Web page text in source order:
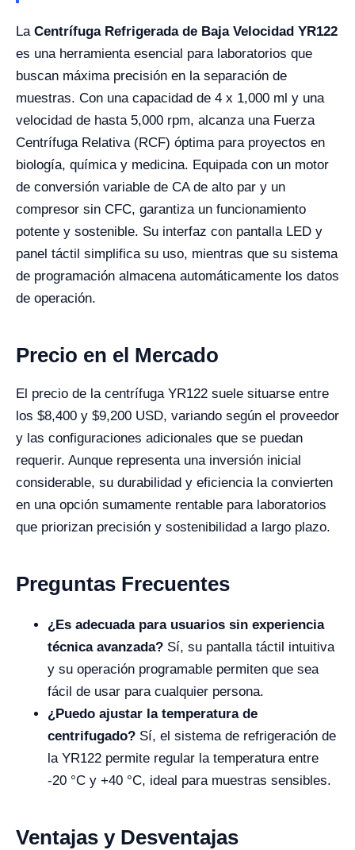
La Centrífuga Refrigerada de Baja Velocidad YR122
es una herramienta esencial para laboratorios que
buscan máxima precisión en la separación de
muestras. Con una capacidad de 4 x 1,000 ml y una
velocidad de hasta 5,000 rpm, alcanza una Fuerza
Centrífuga Relativa (RCF) óptima para proyectos en
biología, química y medicina. Equipada con un motor
de conversión variable de CA de alto par y un
compresor sin CFC, garantiza un funcionamiento
potente y sostenible. Su interfaz con pantalla LED y
panel táctil simplifica su uso, mientras que su sistema
de programación almacena automáticamente los datos
de operación.
Precio en el Mercado
El precio de la centrífuga YR122 suele situarse entre
los $8,400 y $9,200 USD, variando según el proveedor
y las configuraciones adicionales que se puedan
requerir. Aunque representa una inversión inicial
considerable, su durabilidad y eficiencia la convierten
en una opción sumamente rentable para laboratorios
que priorizan precisión y sostenibilidad a largo plazo.
Preguntas Frecuentes
¿Es adecuada para usuarios sin experiencia
técnica avanzada? Sí, su pantalla táctil intuitiva
y su operación programable permiten que sea
fácil de usar para cualquier persona.
¿Puedo ajustar la temperatura de
centrifugado? Sí, el sistema de refrigeración de
la YR122 permite regular la temperatura entre
-20 °C y +40 °C, ideal para muestras sensibles.
Ventajas y Desventajas